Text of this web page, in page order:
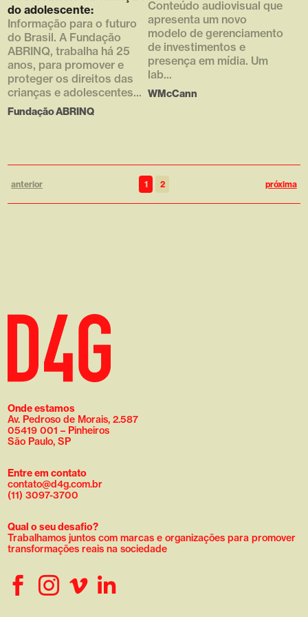
)
do adolescente:
Informação para o futuro
do Brasil. A Fundação
ABRINQ, trabalha há 25
anos, para promover e
proteger os direitos das
crianças e adolescentes...
Fundação ABRINQ
Conteúdo audiovisual que
apresenta um novo
modelo de gerenciamento
de investimentos e
presença em mídia. Um
lab...
WMcCann
anterior 1 2 próxima
Onde estamos
Av. Pedroso de Morais, 2.587
05419 001 – Pinheiros
São Paulo, SP
Entre em contato
contato@d4g.com.br
(11) 3097-3700
Qual o seu desafio?
Trabalhamos juntos com marcas e organizações para promover
transformações reais na sociedade
   